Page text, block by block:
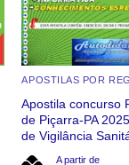
APOSTILAS POR
Apostila concurso
de Piçarra-PA
de Vigilância
A partir de